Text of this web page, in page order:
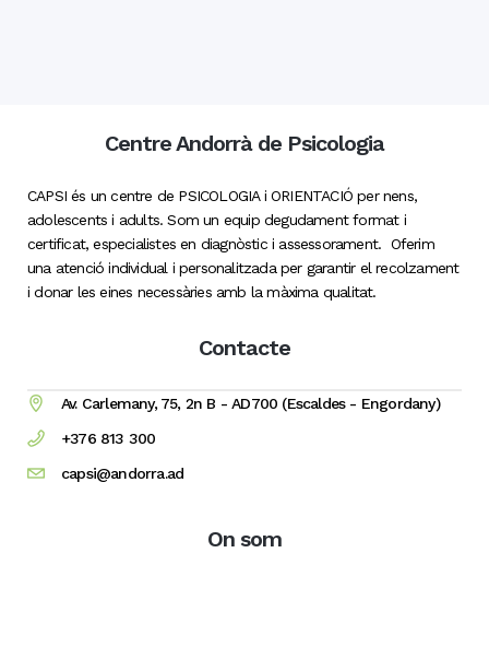
Centre Andorrà de Psicologia
CAPSI és un centre de PSICOLOGIA i ORIENTACIÓ per nens,
adolescents i adults. Som un equip degudament format i
certificat, especialistes en diagnòstic i assessorament. Oferim
una atenció individual i personalitzada per garantir el recolzament
i donar les eines necessàries amb la màxima qualitat.
Contacte
Av. Carlemany, 75, 2n B - AD700 (Escaldes - Engordany)
+376 813 300
capsi@andorra.ad
On som